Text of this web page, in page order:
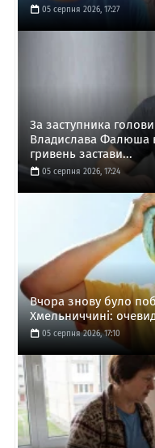
05 серпня 2026, 17:27
За заступника
Владислава Фалюша
гривень застави...
05 серпня 2026, 17:24
Вчора знову було
Хмельниччині:
05 серпня 2026, 17:10